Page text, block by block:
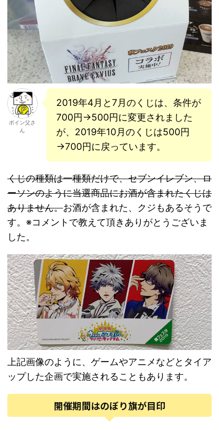
ポイン父さ
ん
2019年4月と7月のくじは、条件が
700円→500円に変更されました
が、2019年10月のくじは500円
→700円に戻っています。
くじの種類は一種類だけで、セブンイレブン、ロ
ーソンのように当選商品にお酒が含まれたくじは
ありません。お酒が含まれた、クジもあるそうで
す。※コメントで教えて頂きありがとうございま
した。
上記画像のように、ゲームやアニメなどとタイア
ップした企画で実施されることもあります。
開催期間はのぼり旗が目印